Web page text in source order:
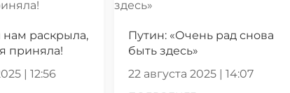
нам раскрыла,
приняла!
| 12:56
Путин: «Очень рад снова
быть здесь»
22 августа 2025 | 14:07